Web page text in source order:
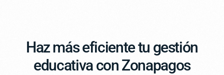
Haz más eficiente tu gestión
educativa con Zonapagos